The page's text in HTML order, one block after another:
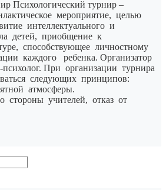
Психологический турнир –
мероприятие, целью
интеллектуального и
детей, приобщение к
способствующее личностному
каждого ребенка. Организатор
психолог. При организации турнира
следующих принципов:
атмосферы.
стороны учителей, отказ от